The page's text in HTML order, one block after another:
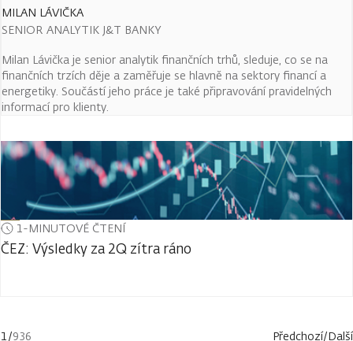
MILAN LÁVIČKA
SENIOR ANALYTIK J&T BANKY
Milan Lávička je senior analytik finančních trhů, sleduje, co se na
finančních trzích děje a zaměřuje se hlavně na sektory financí a
energetiky. Součástí jeho práce je také připravování pravidelných
informací pro klienty.
1-MINUTOVÉ ČTENÍ
ČEZ: Výsledky za 2Q zítra ráno
1/936 Předchozí/Další